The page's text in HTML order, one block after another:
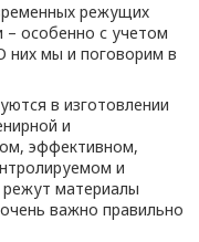
режущих
особенно с учетом
них мы и поговорим в
в изготовлении
и
эффективном,
и
материалы
важно правильно